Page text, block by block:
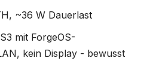
~36 W Dauerlast
mit ForgeOS-
kein Display - bewusst